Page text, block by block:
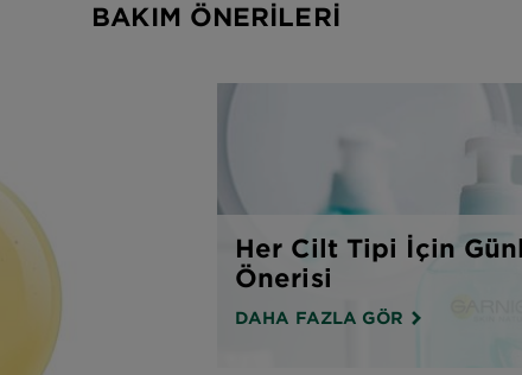
BAKIM ÖNERİLERİ
Her Cilt Tipi İçin
Önerisi
DAHA FAZLA GÖR